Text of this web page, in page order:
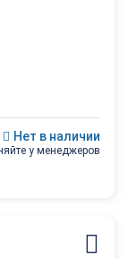
Нет в наличии
у менеджеров